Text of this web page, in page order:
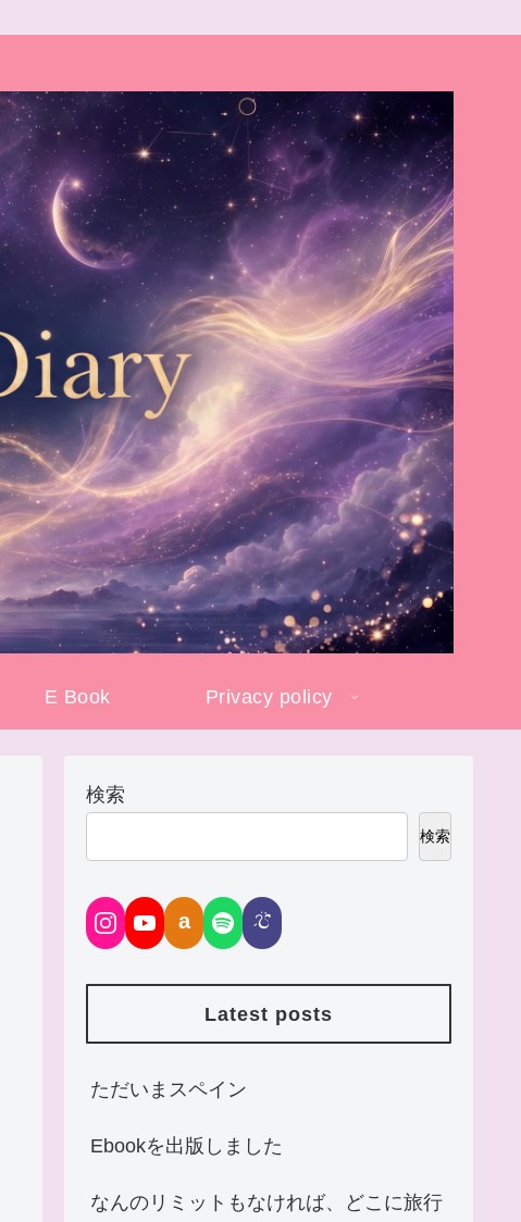
E Book Privacy policy
検索
検索
a
Latest posts
ただいまスペイン
Ebookを出版しました
なんのリミットもなければ、どこに旅行